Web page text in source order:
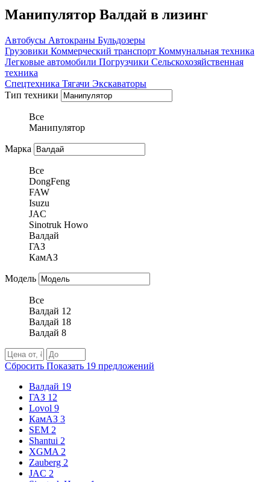
Манипулятор Валдай в лизинг
Автобусы Автокраны Бульдозеры
Грузовики Коммерческий транспорт Коммунальная техника
Легковые автомобили Погрузчики Сельскохозяйственная
техника
Спецтехника Тягачи Экскаваторы
Тип техники
Все
Манипулятор
Марка
Все
DongFeng
FAW
Isuzu
JAC
Sinotruk Howo
Валдай
ГАЗ
КамАЗ
Модель
Все
Валдай 12
Валдай 18
Валдай 8
Сбросить Показать 19 предложений
Валдай 19
ГАЗ 12
Lovol 9
КамАЗ 3
SEM 2
Shantui 2
XGMA 2
Zauberg 2
JAC 2